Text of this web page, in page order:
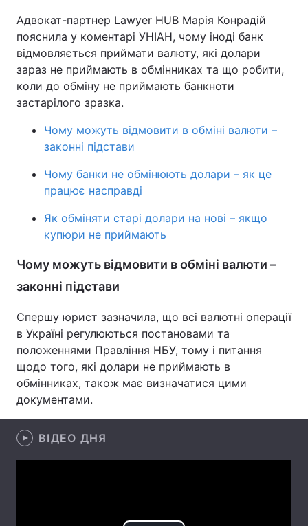
Зброя Інциденти
Здоров'я Туризм
Цікавинки
Екологія Регіони
Інтерв'ю Думки
Архів Вакансії
Контакти
Послуги
Адвокат-партнер Lawyer HUB Марія Конрадій
пояснила у коментарі УНІАН, чому іноді банк
відмовляється приймати валюту, які долари
зараз не приймають в обмінниках та що робити,
коли до обміну не приймають банкноти
застарілого зразка.
Чому можуть відмовити в обміні валюти –
законні підстави
Чому банки не обмінюють долари – як це
працює насправді
Як обміняти старі долари на нові – якщо
купюри не приймають
Чому можуть відмовити в обміні валюти –
законні підстави
Спершу юрист зазначила, що всі валютні операції
в Україні регулюються постановами та
положеннями Правління НБУ, тому і питання
щодо того, які долари не приймають в
обмінниках, також має визначатися цими
документами.
ВІДЕО ДНЯ